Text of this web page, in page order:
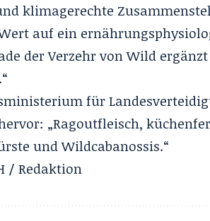
klimagerechte
auf ein
der Verzehr von Wild
für
„Ragoutfleisch,
und Wildcabanossis.“
/ Redaktion